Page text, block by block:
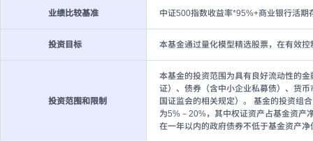
业绩比较基准 中证500指数收益率*95%+商业银行活期
投资目标 本基金通过量化模型精选股票，在有效
投资范围和限制
本基金的投资范围为具有良好流动性的
证）、债券（含中小企业私募债）、货
国证监会的相关规定）。 基金的投资组
为5%－20%，其中权证资产占基金资产
在一年以内的政府债券不低于基金资产